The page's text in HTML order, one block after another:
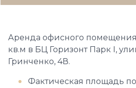
Аренда офисного
кв.м в БЦ Горизонт Парк І,
Гринченко, 4В.
Фактическая площадь